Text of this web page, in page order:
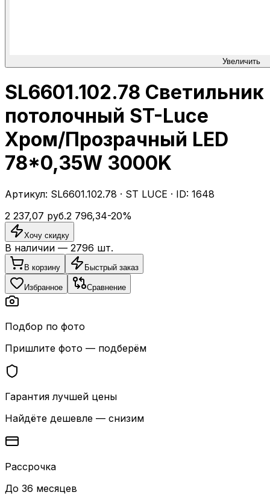
Увеличить
SL6601.102.78 Светильник
потолочный ST-Luce
Хром/Прозрачный LED
78*0,35W 3000K
Артикул: SL6601.102.78 · ST LUCE · ID: 1648
2 237,07 руб.2 796,34-20%
Хочу скидку
В наличии — 2796 шт.
В корзину Быстрый заказ
Избранное Сравнение
Подбор по фото
Пришлите фото — подберём
Гарантия лучшей цены
Найдёте дешевле — снизим
Рассрочка
До 36 месяцев